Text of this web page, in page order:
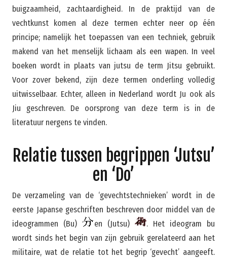
buigzaamheid, zachtaardigheid. In de praktijd van de
vechtkunst komen al deze termen echter neer op één
principe; namelijk het toepassen van een techniek, gebruik
makend van het menselijk lichaam als een wapen. In veel
boeken wordt in plaats van jutsu de term Jitsu gebruikt.
Voor zover bekend, zijn deze termen onderling volledig
uitwisselbaar. Echter, alleen in Nederland wordt Ju ook als
Jiu geschreven. De oorsprong van deze term is in de
literatuur nergens te vinden.
Relatie tussen begrippen ‘Jutsu’
en ‘Do’
De verzameling van de ‘gevechtstechnieken’ wordt in de
eerste Japanse geschriften beschreven door middel van de
ideogrammen (Bu)
en (Jutsu)
. Het ideogram bu
wordt sinds het begin van zijn gebruik gerelateerd aan het
militaire, wat de relatie tot het begrip ‘gevecht’ aangeeft.